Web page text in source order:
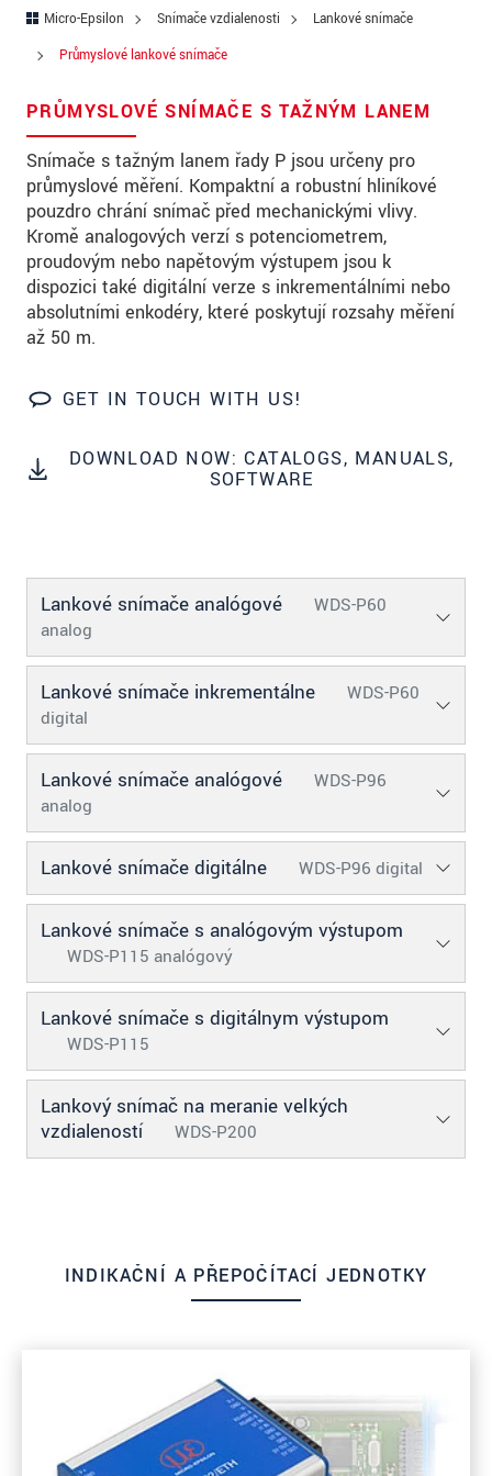
Micro-Epsilon Snímače vzdialenosti
Lankové snímače
Průmyslové lankové snímače
PRŮMYSLOVÉ SNÍMAČE S TAŽNÝM LANEM
Snímače s tažným lanem řady P jsou určeny pro
průmyslové měření. Kompaktní a robustní hliníkové
pouzdro chrání snímač před mechanickými vlivy.
Kromě analogových verzí s potenciometrem,
proudovým nebo napěťovým výstupem jsou k
dispozici také digitální verze s inkrementálními nebo
absolutními enkodéry, které poskytují rozsahy měření
až 50 m.
GET IN TOUCH WITH US!
DOWNLOAD NOW: CATALOGS, MANUALS,
SOFTWARE
Lankové snímače analógové
WDS-P60
analog
Lankové snímače inkrementálne
WDS-P60
digital
Lankové snímače analógové
WDS-P96
analog
Lankové snímače digitálne WDS-P96 digital
Lankové snímače s analógovým výstupom
WDS-P115 analógový
Lankové snímače s digitálnym výstupom
WDS-P115
Lankový snímač na meranie veľkých
vzdialeností
WDS-P200
INDIKAČNÍ A PŘEPOČÍTACÍ JEDNOTKY
PSČ
Mesto
Krajina*
Telefon
E-Mail*
Vaša správa *
Please keep me informed about product
ODOSLAŤ SPRÁVU